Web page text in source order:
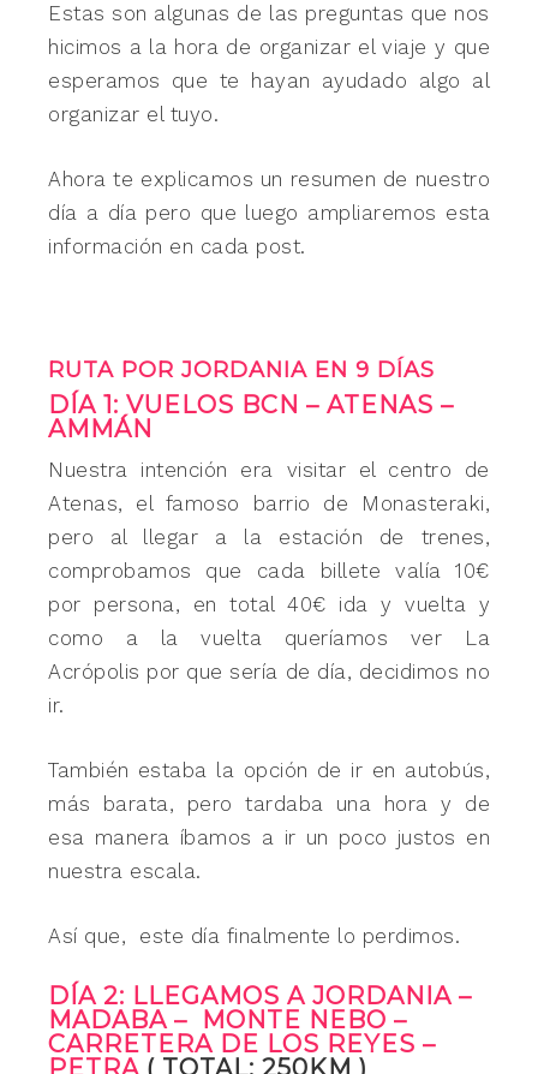
Estas son algunas de las preguntas que nos
hicimos a la hora de organizar el viaje y que
esperamos que te hayan ayudado algo al
organizar el tuyo.
Ahora te explicamos un resumen de nuestro
día a día pero que luego ampliaremos esta
información en cada post.
RUTA POR JORDANIA EN 9 DÍAS
DÍA 1: VUELOS BCN – ATENAS –
AMMÁN
Nuestra intención era visitar el centro de
Atenas, el famoso barrio de Monasteraki,
pero al llegar a la estación de trenes,
comprobamos que cada billete valía 10€
por persona, en total 40€ ida y vuelta y
como a la vuelta queríamos ver La
Acrópolis por que sería de día, decidimos no
ir.
También estaba la opción de ir en autobús,
más barata, pero tardaba una hora y de
esa manera íbamos a ir un poco justos en
nuestra escala.
Así que, este día finalmente lo perdimos.
DÍA 2: LLEGAMOS A JORDANIA –
MADABA – MONTE NEBO –
CARRETERA DE LOS REYES –
PETRA( TOTAL: 250KM )